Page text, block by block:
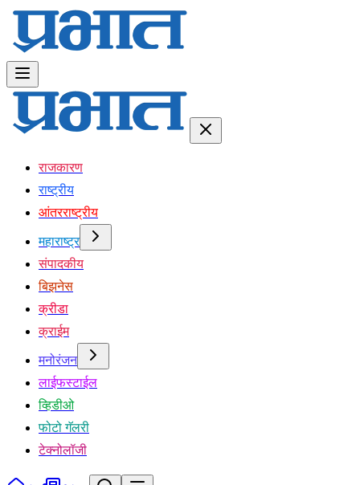
राजकारण
राष्ट्रीय
आंतरराष्ट्रीय
महाराष्ट्र
संपादकीय
बिझनेस
क्रीडा
क्राईम
मनोरंजन
लाईफस्टाईल
व्हिडीओ
फोटो गॅलरी
टेक्नोलॉजी